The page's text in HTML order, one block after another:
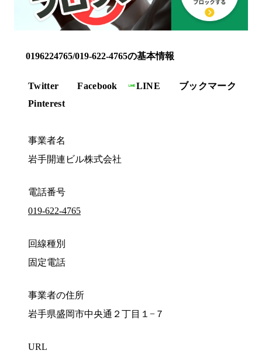
0196224765/019-622-4765の基本情報
Twitter Facebook LINE
ブックマーク
Pinterest
事業者名
岩手開連ビル株式会社
電話番号
019-622-4765
回線種別
固定電話
事業者の住所
岩手県盛岡市中央通２丁目１−７
URL